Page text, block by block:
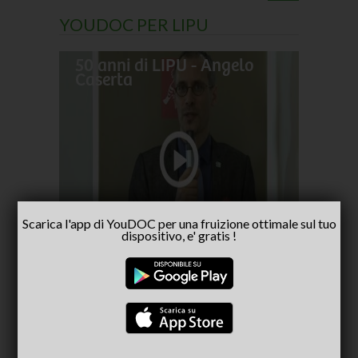
YOUDOC PER LIPU
50 anni di LIPU - Angelo
Caserta
CONSIGLIATI PER TE(ACTIVE TAB)
Scarica l'app di YouDOC per una fruizione ottimale sul tuo
dispositivo, e' gratis !